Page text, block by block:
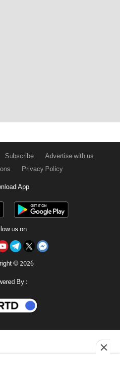
Subscribe
Advertise with us
Privacy Policy
App
us on
© 2026
By :